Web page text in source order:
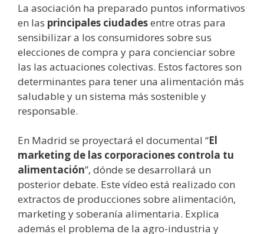
La asociación ha preparado puntos informativos
en las principales ciudadesentre otras para
sensibilizar a los consumidores sobre sus
elecciones de compra y para concienciar sobre
las las actuaciones colectivas. Estos factores son
determinantes para tener una alimentación más
saludable y un sistema más sostenible y
responsable.
En Madrid se proyectará el documental “El
marketing de las corporaciones controla tu
alimentación”, dónde se desarrollará un
posterior debate. Este vídeo está realizado con
extractos de producciones sobre alimentación,
marketing y soberanía alimentaria. Explica
además el problema de la agro-industria y